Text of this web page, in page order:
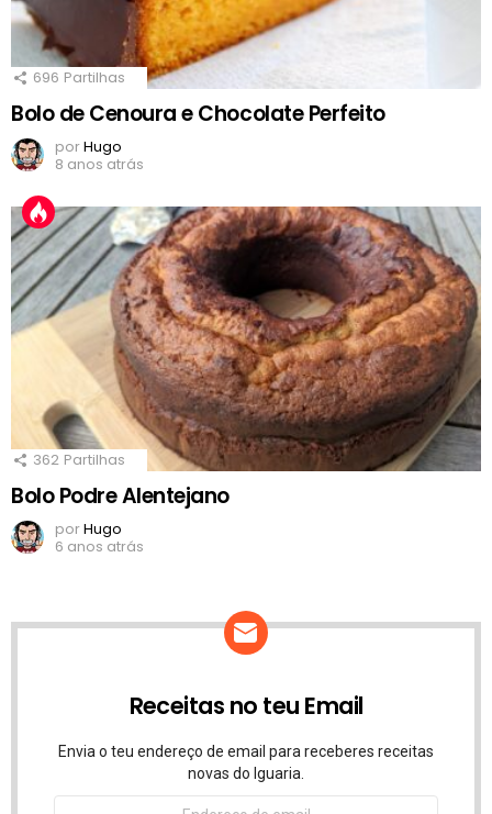
696 Partilhas
Bolo de Cenoura e Chocolate Perfeito
porHugo
8 anos atrás
362 Partilhas
Bolo Podre Alentejano
porHugo
6 anos atrás
Receitas no teu Email
Envia o teu endereço de email para receberes receitas
novas do Iguaria.
Endereço